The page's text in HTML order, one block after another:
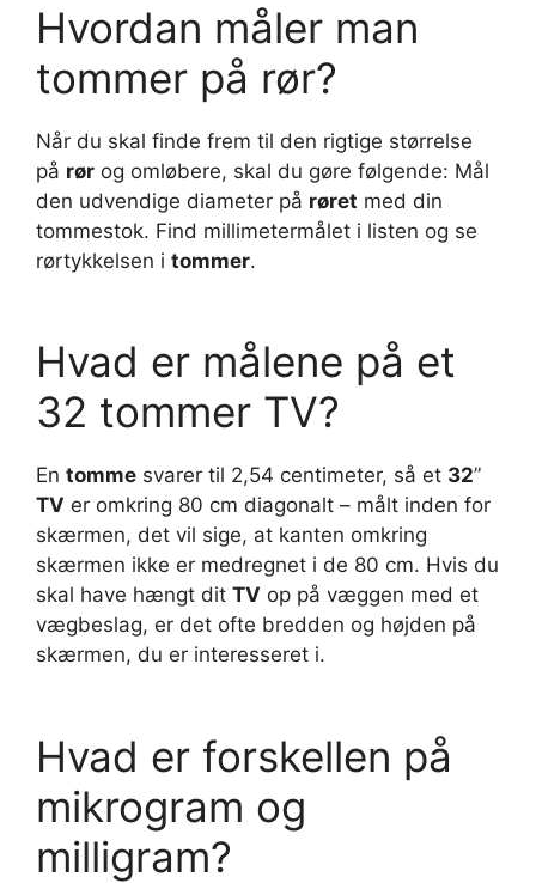
Hvordan måler man
tommer på rør?
Når du skal finde frem til den rigtige størrelse
på rør og omløbere, skal du gøre følgende: Mål
den udvendige diameter på røret med din
tommestok. Find millimetermålet i listen og se
rørtykkelsen i tommer.
Hvad er målene på et
32 tommer TV?
En tomme svarer til 2,54 centimeter, så et 32”
TV er omkring 80 cm diagonalt – målt inden for
skærmen, det vil sige, at kanten omkring
skærmen ikke er medregnet i de 80 cm. Hvis du
skal have hængt dit TV op på væggen med et
vægbeslag, er det ofte bredden og højden på
skærmen, du er interesseret i.
Hvad er forskellen på
mikrogram og
milligram?